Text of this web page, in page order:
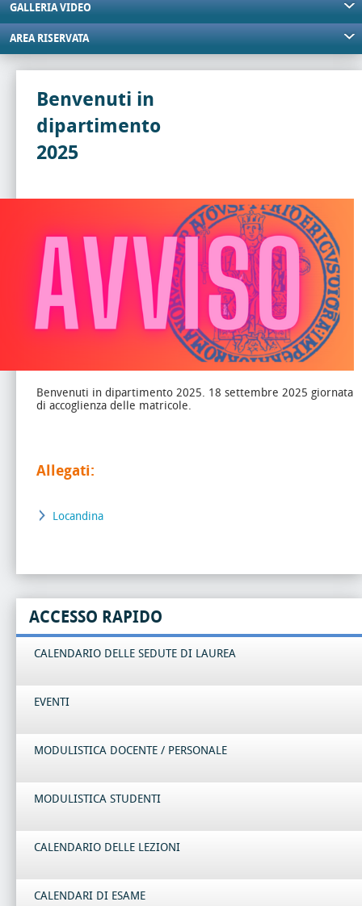
GALLERIA VIDEO
AREA RISERVATA
Benvenuti in
dipartimento
2025
Benvenuti in dipartimento 2025. 18 settembre 2025 giornata
di accoglienza delle matricole.
Allegati:
Locandina
ACCESSO RAPIDO
CALENDARIO DELLE SEDUTE DI LAUREA
EVENTI
MODULISTICA DOCENTE / PERSONALE
MODULISTICA STUDENTI
CALENDARIO DELLE LEZIONI
CALENDARI DI ESAME